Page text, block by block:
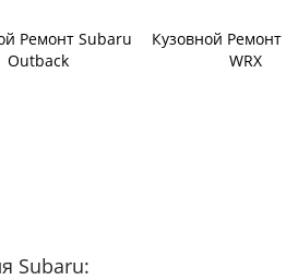
Ремонт Subaru
Outback
Кузовной
WRX
Subaru: